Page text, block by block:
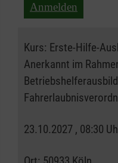
Anmelden
Kurs: Erste-Hilfe-
Anerkannt im
23.10.2027 , 08:30